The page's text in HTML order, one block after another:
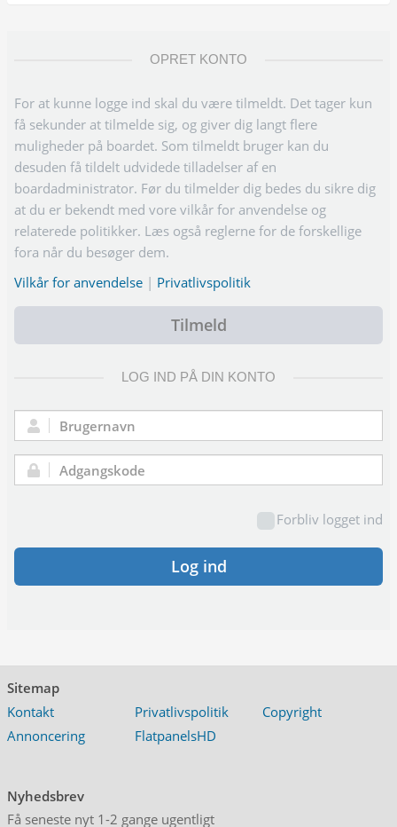
OPRET KONTO
For at kunne logge ind skal du være tilmeldt. Det tager kun
få sekunder at tilmelde sig, og giver dig langt flere
muligheder på boardet. Som tilmeldt bruger kan du
desuden få tildelt udvidede tilladelser af en
boardadministrator. Før du tilmelder dig bedes du sikre dig
at du er bekendt med vore vilkår for anvendelse og
relaterede politikker. Læs også reglerne for de forskellige
fora når du besøger dem.
Vilkår for anvendelse | Privatlivspolitik
Tilmeld
LOG IND PÅ DIN KONTO
Brugernavn:
Adgangskode:
Forbliv logget ind
Log ind
Sitemap
Kontakt
Privatlivspolitik
Copyright
Annoncering
FlatpanelsHD
Nyhedsbrev
Få seneste nyt 1-2 gange ugentligt